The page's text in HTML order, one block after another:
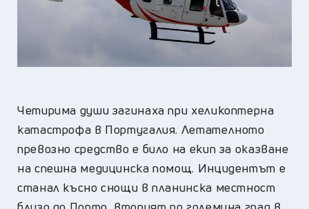
Четирима души загинаха при хеликоптерна
катастрофа в Португалия. Летателното
превозно средство е било на екип за оказване
на спешна медицинска помощ. Инцидентът е
станал късно снощи в планинска местност